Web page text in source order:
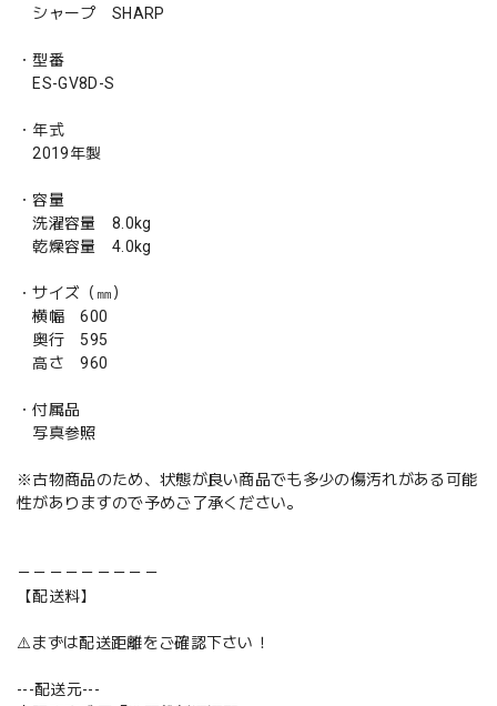
シャープ SHARP
・型番
ES-GV8D-S
・年式
2019年製
・容量
洗濯容量 8.0kg
乾燥容量 4.0kg
・サイズ（㎜）
横幅 600
奥行 595
高さ 960
・付属品
写真参照
※古物商品のため、状態が良い商品でも多少の傷汚れがある可能
性がありますので予めご了承ください。
－－－－－－－－－
【配送料】
⚠️まずは配送距離をご確認下さい！
---配送元---